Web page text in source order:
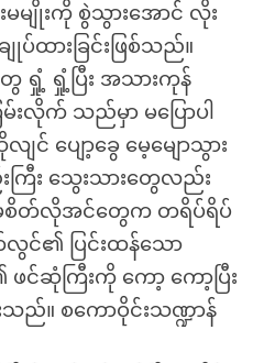
မမျိုးကို စွဲသွားအောင် လိုး
ထားခြင်းဖြစ်သည်။
ရှုံ့ ရှုံ့ပြီး အသားကုန်
က် သည်မှာ မပြောပါ
ျင် ပျော့ခွေ မေ့မျောသွား
ြီး သွေးသားတွေလည်း
မစိတ်လိုအင်တွေက တရိပ်ရိပ်
င်၏ ပြင်းထန်သော
င်ဆုံကြီးကို ကော့ ကော့ပြီး
ည်။ စကောဝိုင်းသဏ္ဍာန်